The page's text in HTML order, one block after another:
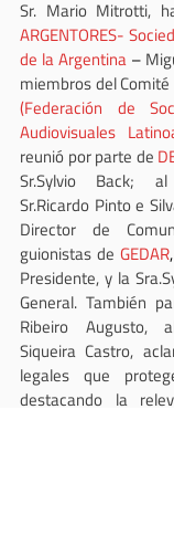
ARGENTORES-
de la Argentina –
miembros del
(Federación de
Audiovisuales
reunió por parte de
Sr.Sylvio Back;
Sr.Ricardo Pinto e
Director de
guionistas de GEDAR,
Presidente, y la
General. También
Ribeiro Augusto,
Siqueira Castro,
legales que
destacando la